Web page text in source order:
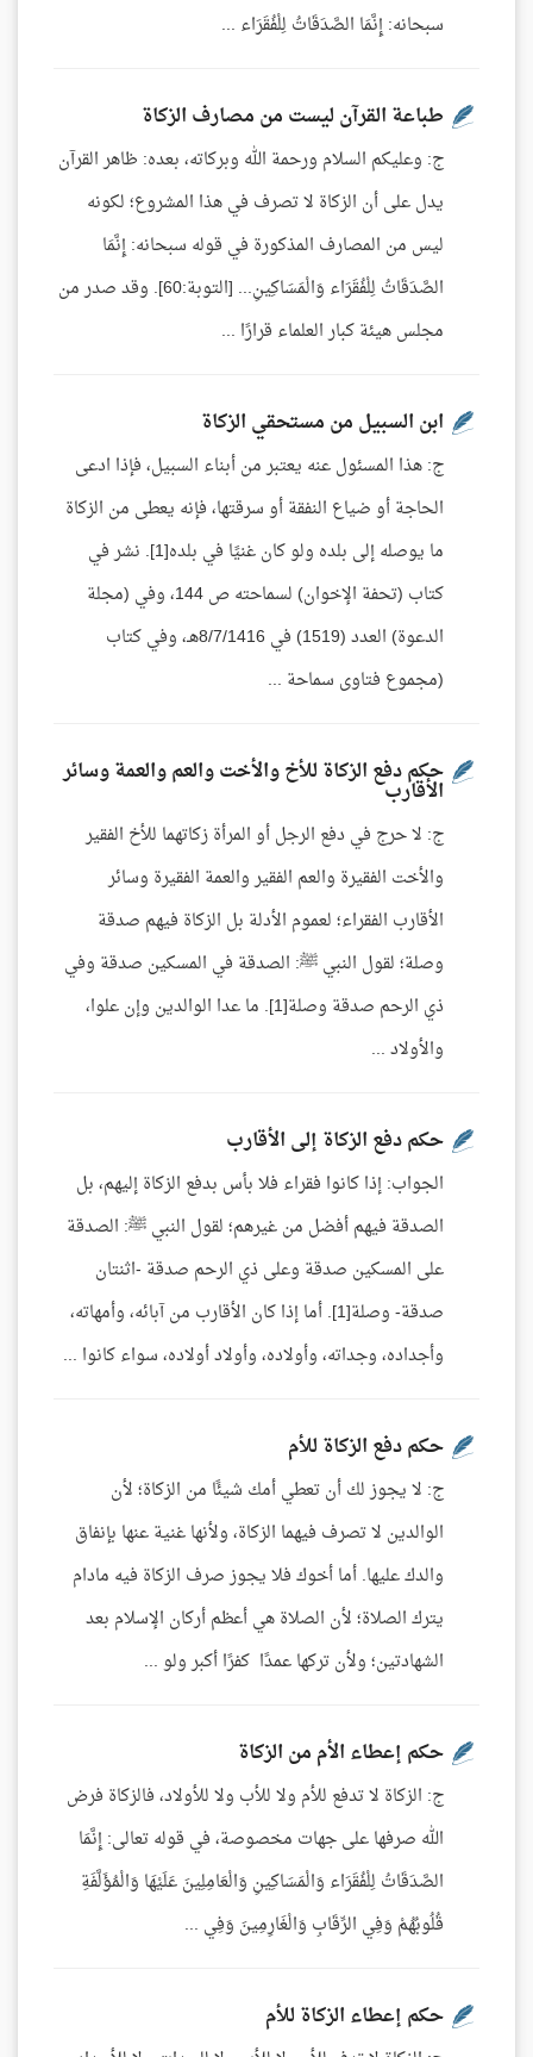
سبحانه: إِنَّمَا الصَّدَقَاتُ لِلْفُقَرَاء ...
طباعة القرآن ليست من مصارف الزكاة
ج: وعليكم السلام ورحمة الله وبركاته، بعده: ظاهر القرآن
يدل على أن الزكاة لا تصرف في هذا المشروع؛ لكونه
ليس من المصارف المذكورة في قوله سبحانه: إِنَّمَا
الصَّدَقَاتُ لِلْفُقَرَاء وَالْمَسَاكِينِ... [التوبة:60]. وقد صدر من
مجلس هيئة كبار العلماء قرارًا ...
ابن السبيل من مستحقي الزكاة
ج: هذا المسئول عنه يعتبر من أبناء السبيل، فإذا ادعى
الحاجة أو ضياع النفقة أو سرقتها، فإنه يعطى من الزكاة
ما يوصله إلى بلده ولو كان غنيًا في بلده[1]. نشر في
كتاب (تحفة الإخوان) لسماحته ص 144، وفي (مجلة
الدعوة) العدد (1519) في 8/7/1416هـ، وفي كتاب
(مجموع فتاوى سماحة ...
حكم دفع الزكاة للأخ والأخت والعم والعمة وسائر
الأقارب
ج: لا حرج في دفع الرجل أو المرأة زكاتهما للأخ الفقير
والأخت الفقيرة والعم الفقير والعمة الفقيرة وسائر
الأقارب الفقراء؛ لعموم الأدلة بل الزكاة فيهم صدقة
وصلة؛ لقول النبي ﷺ: الصدقة في المسكين صدقة وفي
ذي الرحم صدقة وصلة[1]. ما عدا الوالدين وإن علوا،
والأولاد ...
حكم دفع الزكاة إلى الأقارب
الجواب: إذا كانوا فقراء فلا بأس بدفع الزكاة إليهم، بل
الصدقة فيهم أفضل من غيرهم؛ لقول النبي ﷺ: الصدقة
على المسكين صدقة وعلى ذي الرحم صدقة -اثنتان
صدقة- وصلة[1]. أما إذا كان الأقارب من آبائه، وأمهاته،
وأجداده، وجداته، وأولاده، وأولاد أولاده، سواء كانوا ...
حكم دفع الزكاة للأم
ج: لا يجوز لك أن تعطي أمك شيئًا من الزكاة؛ لأن
الوالدين لا تصرف فيهما الزكاة، ولأنها غنية عنها بإنفاق
والدك عليها. أما أخوك فلا يجوز صرف الزكاة فيه مادام
يترك الصلاة؛ لأن الصلاة هي أعظم أركان الإسلام بعد
الشهادتين؛ ولأن تركها عمدًا كفرًا أكبر ولو ...
حكم إعطاء الأم من الزكاة
ج: الزكاة لا تدفع للأم ولا للأب ولا للأولاد، فالزكاة فرض
الله صرفها على جهات مخصوصة، في قوله تعالى: إِنَّمَا
الصَّدَقَاتُ لِلْفُقَرَاء وَالْمَسَاكِينِ وَالْعَامِلِينَ عَلَيْهَا وَالْمُؤَلَّفَةِ
قُلُوبُهُمْ وَفِي الرِّقَابِ وَالْغَارِمِينَ وَفِي ...
حكم إعطاء الزكاة للأم